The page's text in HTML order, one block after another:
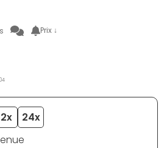
Prix ↓
04
24x